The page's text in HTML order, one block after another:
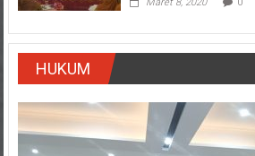
Maret 8, 2020 0
HUKUM